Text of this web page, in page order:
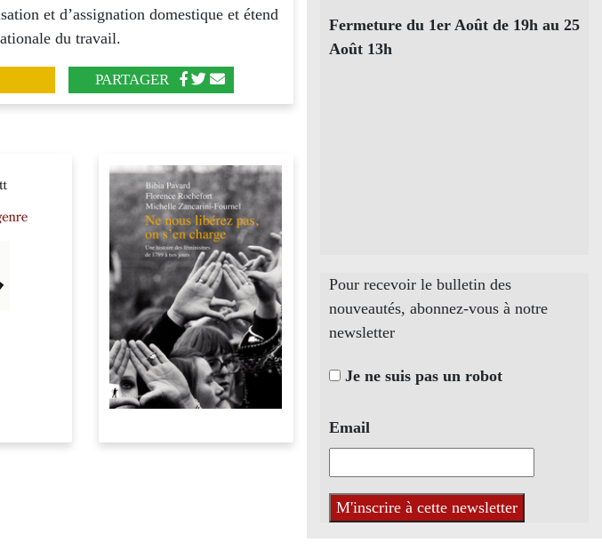
et d’assignation domestique et étend
du travail.
PARTAGER
Fermeture du 1er Août de 19h au 25
Août 13h
Pour recevoir le bulletin des
nouveautés, abonnez-vous à notre
newsletter
Je ne suis pas un robot
Email